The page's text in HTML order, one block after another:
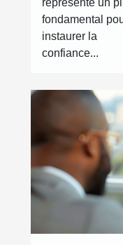
fondamental
instaurer la
confiance...